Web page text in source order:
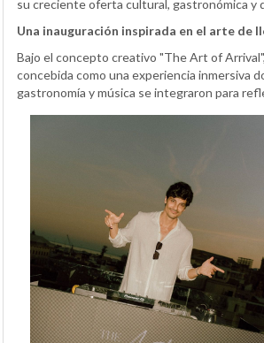
su creciente oferta cultural, gastronómica y
Una inauguración inspirada en el arte de
Bajo el concepto creativo "The Art of
concebida como una experiencia inmersiva
gastronomía y música se integraron para